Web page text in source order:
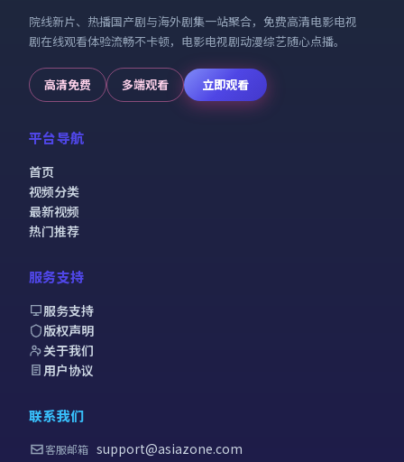
院线新片、热播国产剧与海外剧集一站聚合， 免费高清电影电视
剧在线观看体验流畅不卡顿，电影电视剧动漫综艺随心点播。
高清免费 多端观看 立即观看
平台导航
首页
视频分类
最新视频
热门推荐
服务支持
服务支持
版权声明
关于我们
用户协议
联系我们
客服邮箱 support@asiazone.com